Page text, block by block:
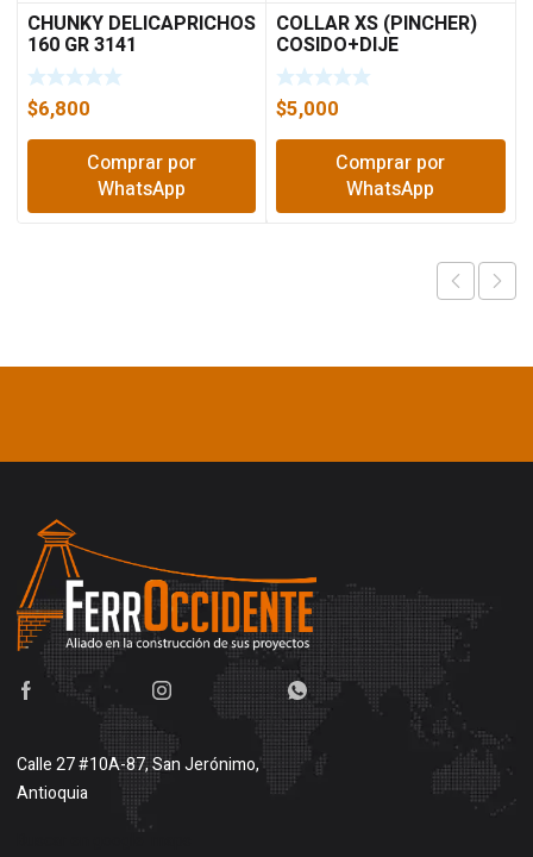
CHUNKY DELICAPRICHOS
160 GR 3141
$6,800
Comprar por
WhatsApp
COLLAR XS (PINCHER)
COSIDO+DIJE
$5,000
Comprar por
WhatsApp
Calle 27 #10A-87, San Jerónimo,
Antioquia